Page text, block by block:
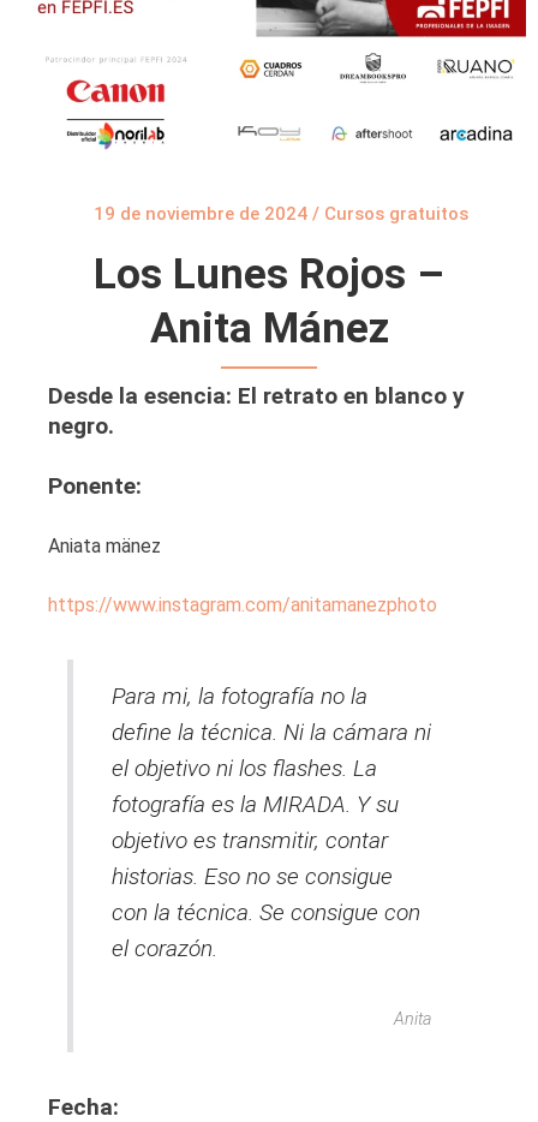
19 de noviembre de 2024 / Cursos gratuitos
Los Lunes Rojos –
Anita Mánez
Desde la esencia: El retrato en blanco y
negro.
Ponente:
Aniata mänez
https://www.instagram.com/anitamanezphoto
Para mi, la fotografía no la
define la técnica. Ni la cámara ni
el objetivo ni los flashes. La
fotografía es la MIRADA. Y su
objetivo es transmitir, contar
historias. Eso no se consigue
con la técnica. Se consigue con
el corazón.
Anita
Fecha: